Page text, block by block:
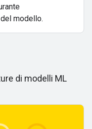
modello.
di modelli ML